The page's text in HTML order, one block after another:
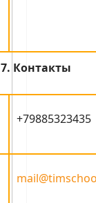
7. Контакты
+79885323435